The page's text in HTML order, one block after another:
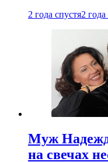
2 года спустя2 года
Муж
на свечах